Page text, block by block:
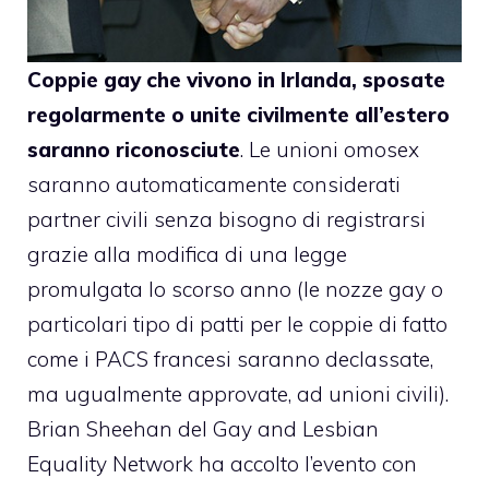
Coppie gay che vivono in Irlanda, sposate
regolarmente o unite civilmente all’estero
saranno riconosciute. Le unioni omosex
saranno automaticamente considerati
partner civili senza bisogno di registrarsi
grazie alla modifica di una legge
promulgata lo scorso anno (le nozze gay o
particolari tipo di patti per le coppie di fatto
come i PACS francesi saranno declassate,
ma ugualmente approvate, ad unioni civili).
Brian Sheehan del Gay and Lesbian
Equality Network ha accolto l’evento con